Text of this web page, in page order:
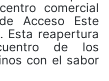
comercial
Acceso Este
Esta reapertura
de los
con el sabor